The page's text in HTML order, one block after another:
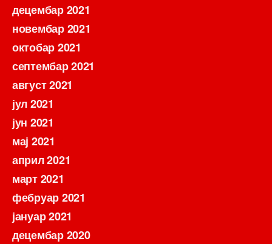
децембар 2021
новембар 2021
октобар 2021
септембар 2021
август 2021
јул 2021
јун 2021
мај 2021
април 2021
март 2021
фебруар 2021
јануар 2021
децембар 2020